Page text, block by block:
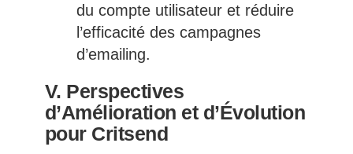
du compte utilisateur et réduire
l’efficacité des campagnes
d’emailing.
V. Perspectives
d’Amélioration et d’Évolution
pour Critsend